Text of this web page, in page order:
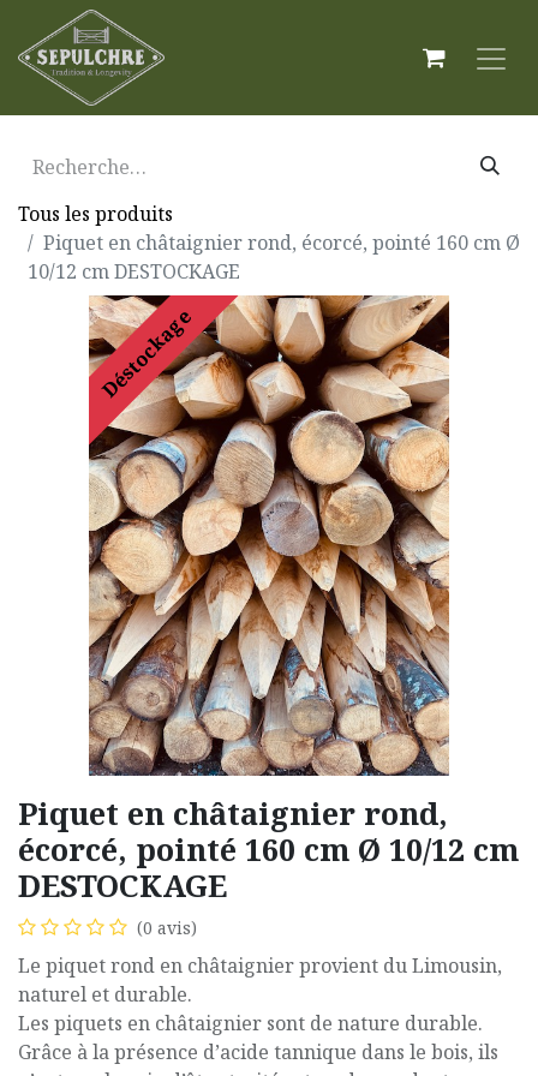
Tous les produits
Piquet en châtaignier rond, écorcé, pointé 160 cm Ø
10/12 cm DESTOCKAGE
Déstockage
Piquet en châtaignier rond,
écorcé, pointé 160 cm Ø 10/12 cm
DESTOCKAGE
(0 avis)
Le piquet rond en châtaignier provient du Limousin,
naturel et durable.
Les piquets en châtaignier sont de nature durable.
Grâce à la présence d’acide tannique dans le bois, ils